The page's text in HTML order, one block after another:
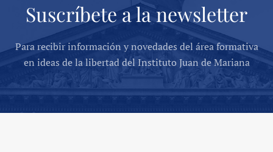
Suscríbete a la newsletter
Para recibir información y novedades del área formativa
en ideas de la libertad del Instituto Juan de Mariana